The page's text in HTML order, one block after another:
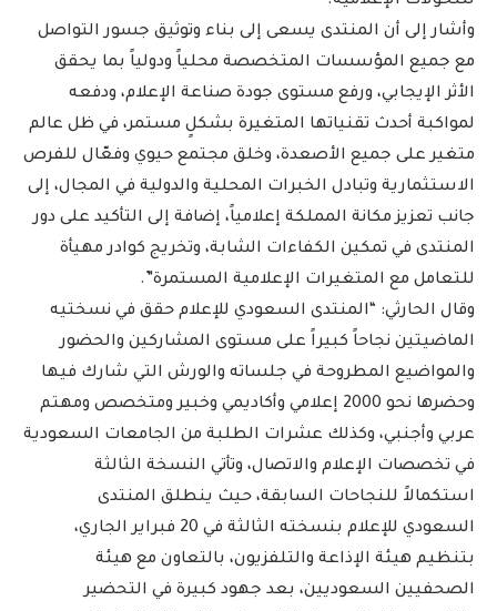
وأشار إلى أن المنتدى يسعى إلى بناء وتوثيق جسور التواصل
مع جميع المؤسسات المتخصصة محلياً ودولياً بما يحقق
الأثر الإيجابي، ورفع مستوى جودة صناعة الإعلام، ودفعه
لمواكبة أحدث تقنياتها المتغيرة بشكلٍ مستمر، في ظل عالم
متغير على جميع الأصعدة، وخلق مجتمع حيوي وفعّال للفرص
الاستثمارية وتبادل الخبرات المحلية والدولية في المجال، إلى
جانب تعزيز مكانة المملكة إعلامياً، إضافة إلى التأكيد على دور
المنتدى في تمكين الكفاءات الشابة، وتخريج كوادر مهيأة
للتعامل مع المتغيرات الإعلامية المستمرة”.
وقال الحارثي: “المنتدى السعودي للإعلام حقق في نسختيه
الماضيتين نجاحاً كبيراً على مستوى المشاركين والحضور
والمواضيع المطروحة في جلساته والورش التي شارك فيها
وحضرها نحو 2000 إعلامي وأكاديمي وخبير ومتخصص ومهتم
عربي وأجنبي، وكذلك عشرات الطلبة من الجامعات السعودية
في تخصصات الإعلام والاتصال، وتأتي النسخة الثالثة
استكمالاً للنجاحات السابقة، حيث ينطلق المنتدى
السعودي للإعلام بنسخته الثالثة في 20 فبراير الجاري،
بتنظيم هيئة الإذاعة والتلفزيون، بالتعاون مع هيئة
الصحفيين السعوديين، بعد جهود كبيرة في التحضير